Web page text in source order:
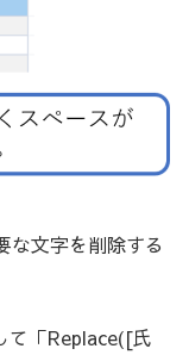
な文字を削除する
て「Replace([氏